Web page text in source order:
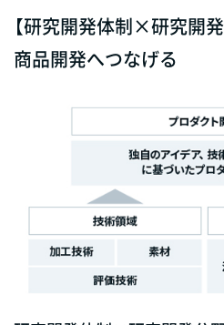
【研究開発体制×研究開
商品開発へつなげる